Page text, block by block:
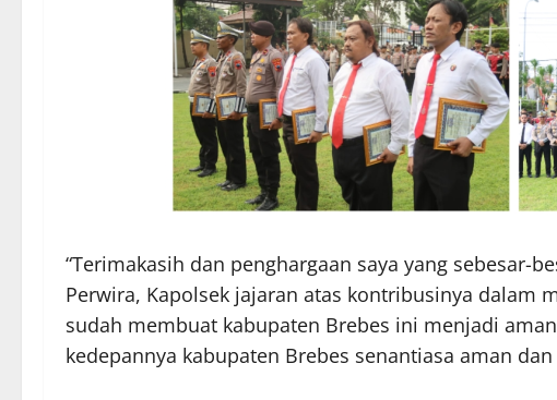
“Terimakasih dan penghargaan saya yang sebesar-
Perwira, Kapolsek jajaran atas kontribusinya dalam
sudah membuat kabupaten Brebes ini menjadi
kedepannya kabupaten Brebes senantiasa aman